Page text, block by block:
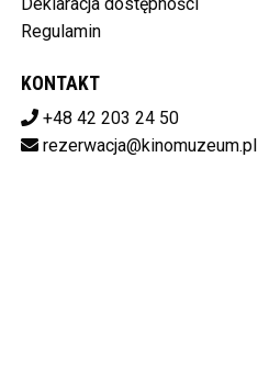
Regulamin
KONTAKT
+48 42 203 24 50
rezerwacja@kinomuzeum.pl